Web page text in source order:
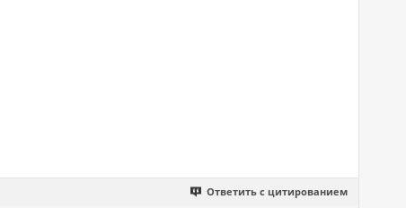
Ответить с цитированием